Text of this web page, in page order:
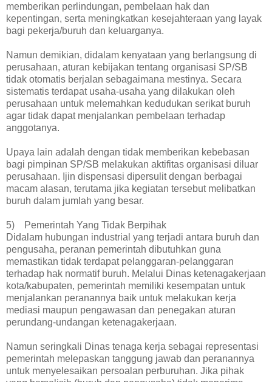
memberikan perlindungan, pembelaan hak dan
kepentingan, serta meningkatkan kesejahteraan yang layak
bagi pekerja/buruh dan keluarganya.
Namun demikian, didalam kenyataan yang berlangsung di
perusahaan, aturan kebijakan tentang organisasi SP/SB
tidak otomatis berjalan sebagaimana mestinya. Secara
sistematis terdapat usaha-usaha yang dilakukan oleh
perusahaan untuk melemahkan kedudukan serikat buruh
agar tidak dapat menjalankan pembelaan terhadap
anggotanya.
Upaya lain adalah dengan tidak memberikan kebebasan
bagi pimpinan SP/SB melakukan aktifitas organisasi diluar
perusahaan. Ijin dispensasi dipersulit dengan berbagai
macam alasan, terutama jika kegiatan tersebut melibatkan
buruh dalam jumlah yang besar.
5) Pemerintah Yang Tidak Berpihak
Didalam hubungan industrial yang terjadi antara buruh dan
pengusaha, peranan pemerintah dibutuhkan guna
memastikan tidak terdapat pelanggaran-pelanggaran
terhadap hak normatif buruh. Melalui Dinas ketenagakerjaan
kota/kabupaten, pemerintah memiliki kesempatan untuk
menjalankan peranannya baik untuk melakukan kerja
mediasi maupun pengawasan dan penegakan aturan
perundang-undangan ketenagakerjaan.
Namun seringkali Dinas tenaga kerja sebagai representasi
pemerintah melepaskan tanggung jawab dan peranannya
untuk menyelesaikan persoalan perburuhan. Jika pihak